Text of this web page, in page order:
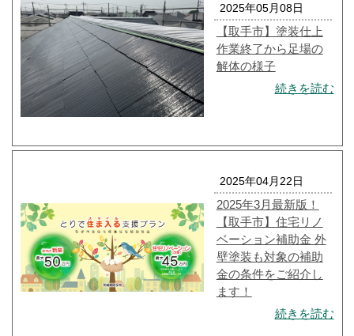
2025年05月08日
【取手市】塗装仕上
作業終了から足場の
解体の様子
続きを読む
2025年04月22日
2025年3月最新版！
【取手市】住宅リノ
ベーション補助金 外
壁塗装も対象の補助
金の条件をご紹介し
ます！
続きを読む